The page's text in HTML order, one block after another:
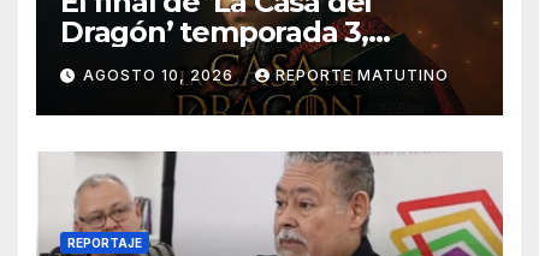
Dragón’ temporada 3,
explicado: ¿Quién muere y
qué pasa con el Trono de
Hierro?
AGOSTO 10, 2026 REPORTE MATUTINO
REPORTAJE